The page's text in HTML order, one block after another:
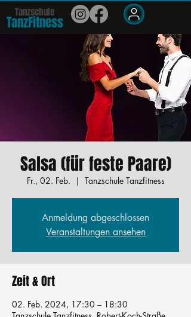
Tanzschule
TanzFitness
Salsa (für feste Paare)
Fr., 02. Feb.
  |
Tanzschule Tanzfitness
Anmeldung abgeschlossen
Veranstaltungen ansehen
Zeit & Ort
02. Feb. 2024, 17:30 – 18:30